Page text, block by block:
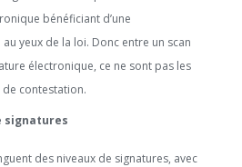
bénéficiant d’une
yeux de la loi. Donc entre un scan
électronique, ce ne sont pas les
de contestation.
signatures
des niveaux de signatures, avec